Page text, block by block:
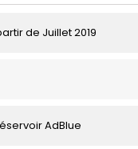
de Juillet 2019
AdBlue